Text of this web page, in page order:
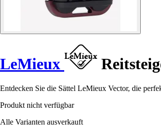
LeMieux
Entdecken Sie die Sättel LeMieux Vector, die
Produkt nicht verfügbar
Alle Varianten ausverkauft